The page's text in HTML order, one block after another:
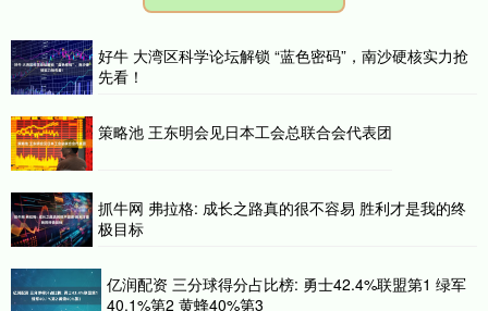
好牛 大湾区科学论坛解锁 “蓝色密码”，南沙硬核实力抢
先看！
策略池 王东明会见日本工会总联合会代表团
抓牛网 弗拉格: 成长之路真的很不容易 胜利才是我的终
极目标
亿润配资 三分球得分占比榜: 勇士42.4%联盟第1 绿军
40.1%第2 黄蜂40%第3